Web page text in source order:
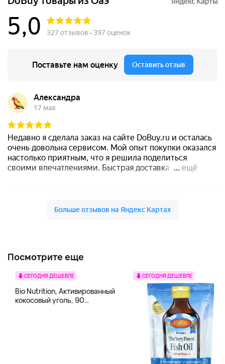
Посмотрите еще
СЕГОДНЯ ДЕШЕВЛЕ
Bio Nutrition, Активированный
кокосовый уголь, 90
СЕГОДНЯ ДЕШЕВЛЕ